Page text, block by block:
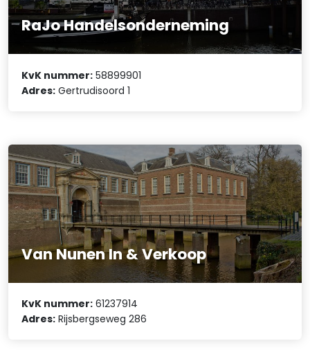
RaJo Handelsonderneming
KvK nummer: 58899901
Adres: Gertrudisoord 1
Van Nunen In & Verkoop
KvK nummer: 61237914
Adres: Rijsbergseweg 286